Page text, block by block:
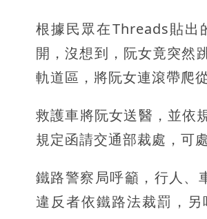
根據民眾在Threads貼出
開，沒想到，阮女竟突然
軌道區，將阮女連滾帶爬
救護車將阮女送醫，並依
規定函請交通部裁處，可
鐵路警察局呼籲，行人、
違反者依鐵路法裁罰，